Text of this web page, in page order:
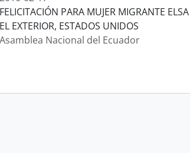
FELICITACIÓN PARA MUJER MIGRANTE
EL EXTERIOR, ESTADOS UNIDOS
Asamblea Nacional del Ecuador